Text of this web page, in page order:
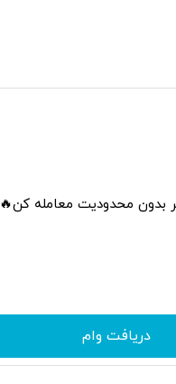
بدون محدودیت معامله کن🔥
دریافت وام